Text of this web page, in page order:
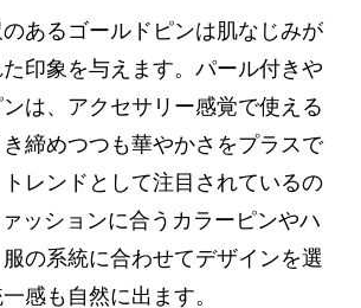
あるゴールドピンは肌なじみが
印象を与えます。パール付きや
は、アクセサリー感覚で使える
締めつつも華やかさをプラスで
レンドとして注目されているの
ッションに合うカラーピンやハ
の系統に合わせてデザインを選
感も自然に出ます。